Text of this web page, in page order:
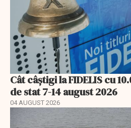
Cât câștigi la FIDELIS cu
de stat 7-14 august 2026
04 AUGUST 2026